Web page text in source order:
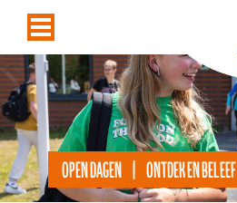
OPEN DAGEN | ONTDEK EN BELEEF